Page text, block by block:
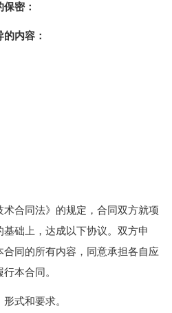
密：
内容：
合同法》的规定，合同双方就项
础上，达成以下协议。双方申
同的所有内容，同意承担各自应
本合同。
式和要求。